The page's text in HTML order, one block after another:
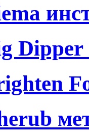
Dipper